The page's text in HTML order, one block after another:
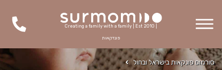
Creating a family with a family | Est 2010 |
פונדקאות
סורמום פונקאות בישראל ובחול